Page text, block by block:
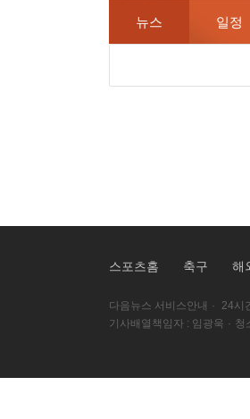
뉴스 일정
스포츠홈 축구 해
다음뉴스 서비스안내 · 24시
기사배열책임자 : 임광욱 · 청